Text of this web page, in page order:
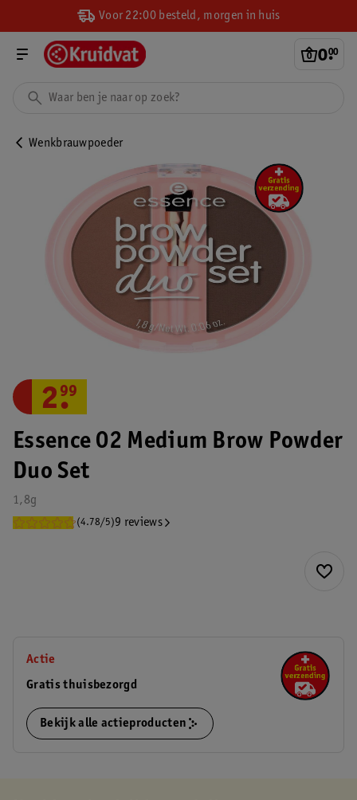
Voor 22:00 besteld, morgen in huis
0.
00
Wenkbrauwpoeder
Essence 02 Medium Brow Powder
Duo Set
1,8g
(4.78/5)9 reviews
2.
99
Actie
Gratis thuisbezorgd
Bekijk alle actieproducten